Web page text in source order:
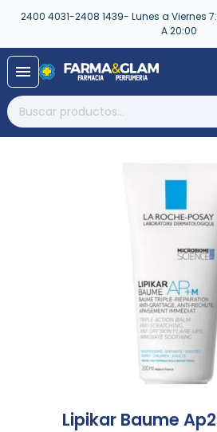
2400 4031-2408 1439- Lunes a Viernes
A 20:00
menu
Lipikar Baume